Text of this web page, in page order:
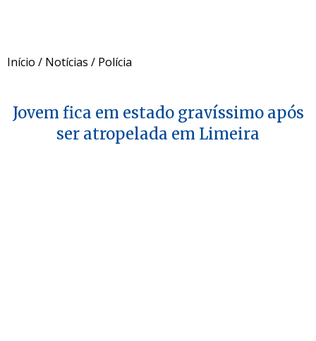
Início / Notícias / Polícia
Jovem fica em estado gravíssimo após
ser atropelada em Limeira